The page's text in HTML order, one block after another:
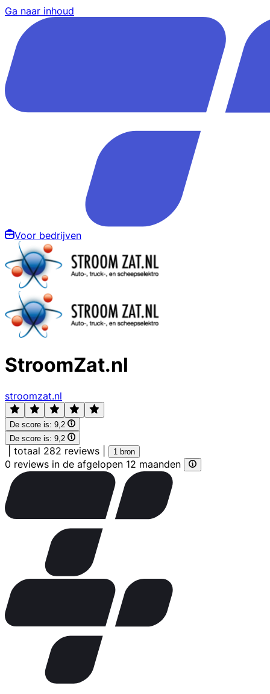
Ga naar inhoud
Voor bedrijven
StroomZat.nl
stroomzat.nl
De score is: 9,2
De score is: 9,2
totaal 282 reviews 1 bron
0 reviews in de afgelopen 12 maanden